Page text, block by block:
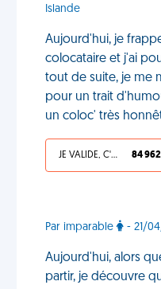
Islande
Aujourd'hui, je
colocataire et j'ai
tout de suite, je me
pour un trait
un coloc' très
JE VALIDE, C'EST UNE VDM 84 962
Par imparable - 21/
Aujourd'hui, alors
partir, je découvre